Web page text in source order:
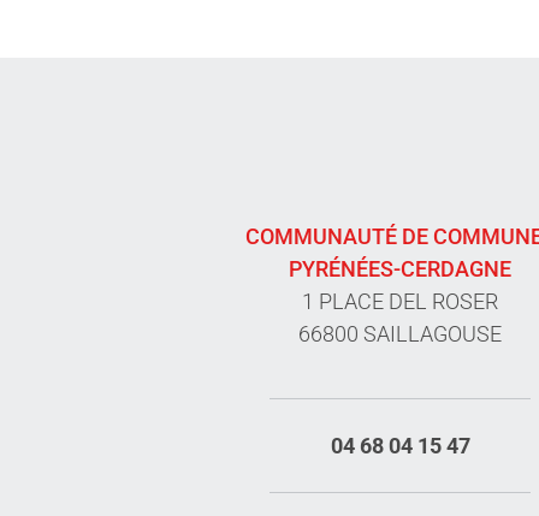
COMMUNAUTÉ DE
PYRÉNÉES-CERDAGNE
1 PLACE DEL ROSER
66800 SAILLAGOUSE
04 68 04 15 47